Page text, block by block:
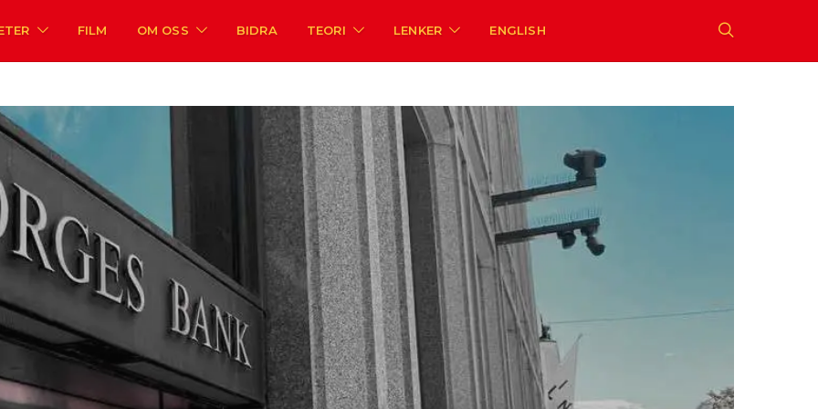
FILM OM OSS BIDRA TEORI LENKER ENGLISH